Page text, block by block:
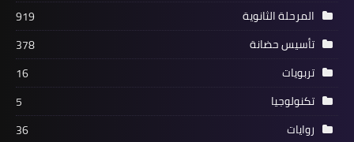
المرحلة الثانوية
919
تأسيس حضانة
378
تربويات
16
تكنولوجيا
5
روايات
36